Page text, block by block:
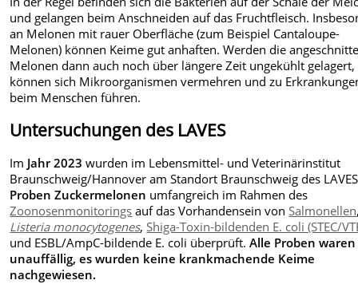
und gelangen beim Anschneiden auf das Fruchtfleisch.
an Melonen mit rauer Oberfläche (zum Beispiel Cantaloupe-
Melonen) können Keime gut anhaften. Werden die
Melonen dann auch noch über längere Zeit ungekühlt gelagert,
können sich Mikroorganismen vermehren und zu
beim Menschen führen.
Untersuchungen des LAVES
Im Jahr 2023 wurden im Lebensmittel- und Veterinärinstitut
Braunschweig/Hannover am Standort Braunschweig des
Proben Zuckermelonen umfangreich im Rahmen des
Zoonosenmonitorings auf das Vorhandensein vonSalmonellen
Listeria monocytogenes,Shiga-Toxin-bildenden E. coli (STEC/
und ESBL/AmpC-bildende E. coli überprüft.Alle Proben waren
unauffällig, es wurden keine krankmachende Keime
nachgewiesen.